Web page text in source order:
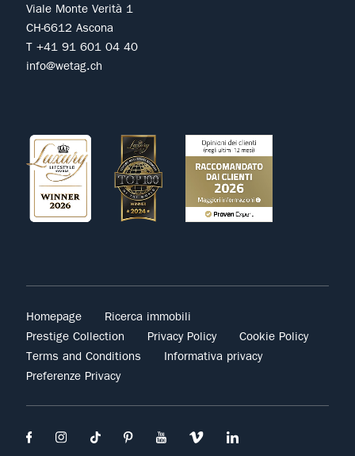
Viale Monte Verità 1
CH-6612 Ascona
T +41 91 601 04 40
info@wetag.ch
Homepage
Ricerca immobili
Prestige Collection
Privacy Policy
Cookie Policy
Terms and Conditions
Informativa privacy
Preferenze Privacy